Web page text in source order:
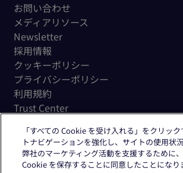
お問い合わせ
メディアリソース
Newsletter
採用情報
クッキーポリシー
プライバシーポリシー
利用規約
Trust Center
「すべての Cookie を受け入れる」をクリッ
トナビゲーションを強化し、サイトの使用状
弊社のマーケティング活動を支援するために
Cookie を保存することに同意したことになり